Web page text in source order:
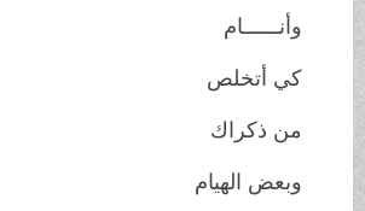
وأنــــــام
كي أتخلص
من ذكراك
وبعض الهيام